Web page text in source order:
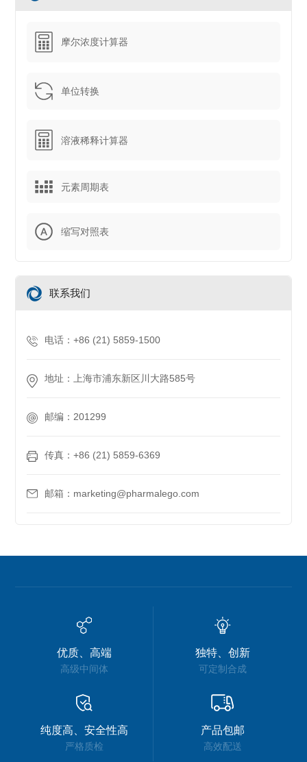
摩尔浓度计算器
单位转换
溶液稀释计算器
元素周期表
缩写对照表
联系我们
电话：+86 (21) 5859-1500
地址：上海市浦东新区川大路585号
邮编：201299
传真：+86 (21) 5859-6369
邮箱：marketing@pharmalego.com
优质、高端
高级中间体
独特、创新
可定制合成
纯度高、安全性高
严格质检
产品包邮
高效配送